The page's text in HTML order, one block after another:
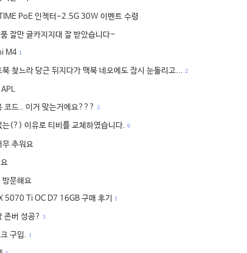
PoE 인젝터-2.5G 30W 이벤트 수령
잘만 글카지지대 잘 받았습니다~
M4 1
북 찾느라 당근 뒤지다가 맥북 네오에도 잠시 눈돌리고... 2
코드.. 이거 맞는거에요??? 3
는(?) 이유로 티비를 교체하였습니다. 6
무 추워요
방문해요
5070 Ti OC D7 16GB 구매 후기 1
존버 성공? 3
구입. 1